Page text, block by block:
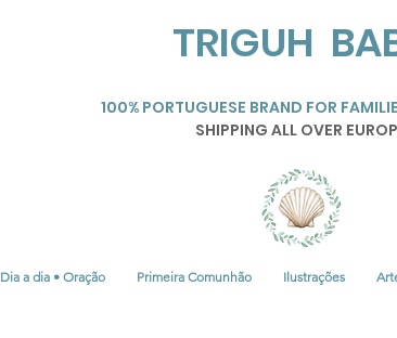
TRIGUH
100% PORTUGUESE BRAND FOR
SHIPPING ALL OVER
Dia a dia • Oração Primeira Comunhão Ilustrações